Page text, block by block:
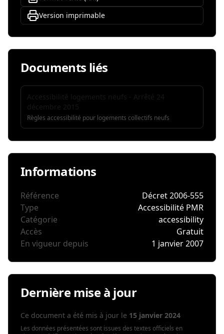
Version imprimable
Documents liés
Règles accessibilité pour logements collectifs neufs
Informations
Référence
Décret 2006-555
Type
Accessibilité PMR
Catégorie
accessibility
Accès
Gratuit
En vigueur depuis
1 janvier 2007
Dernière mise à jour
Ce document a été mis à jour le 15 janvier 2024
Les données présentées sont issues des textes officiels en